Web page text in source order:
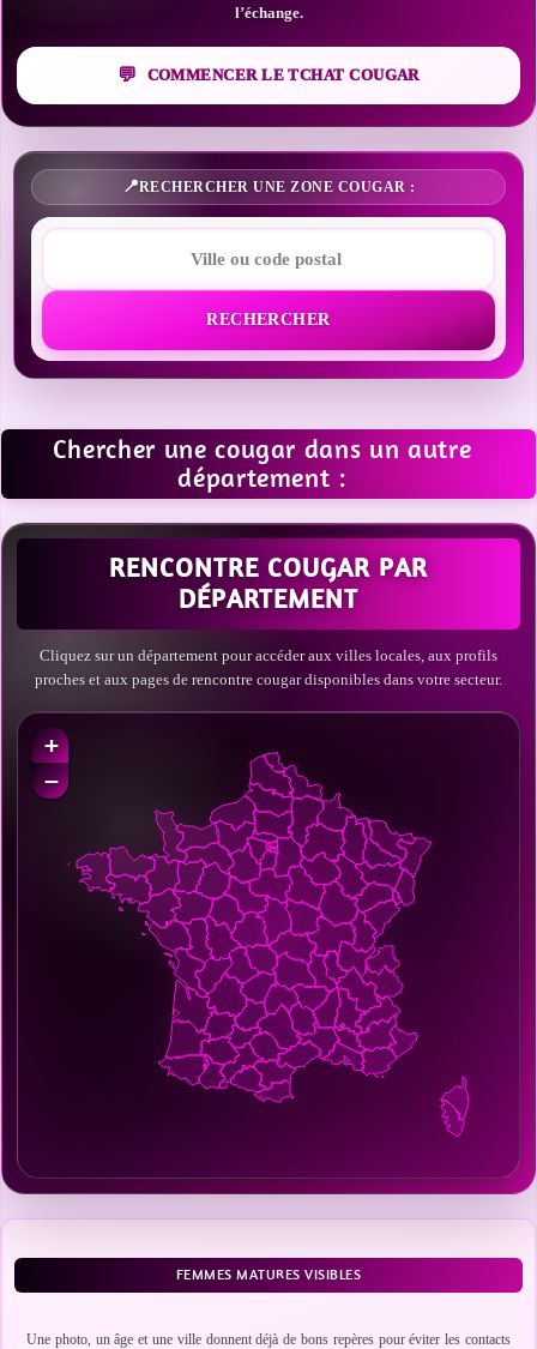
l’échange.
COMMENCER LE TCHAT COUGAR
RECHERCHER UNE ZONE COUGAR :
RECHERCHER
Chercher une cougar dans un autre
département :
RENCONTRE COUGAR PAR
DÉPARTEMENT
Cliquez sur un département pour accéder aux villes locales, aux profils
proches et aux pages de rencontre cougar disponibles dans votre secteur.
+
−
FEMMES MATURES VISIBLES
Une photo, un âge et une ville donnent déjà de bons repères pour éviter les contacts